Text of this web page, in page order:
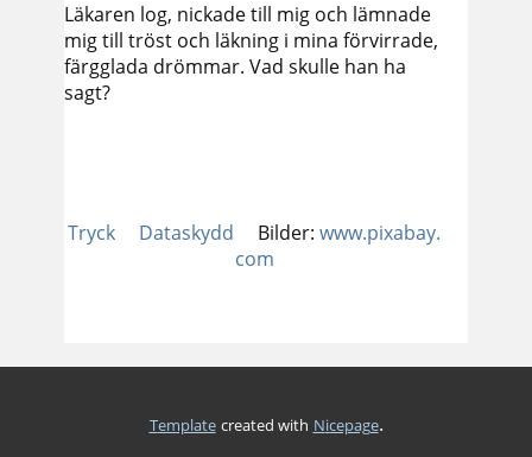
Läkaren log, nickade till mig och lämnade
mig till tröst och läkning i mina förvirrade,
färgglada drömmar. Vad skulle han ha
sagt?
Tryck Dataskydd Bilder: www.pixabay.
com
Template created with Nicepage.